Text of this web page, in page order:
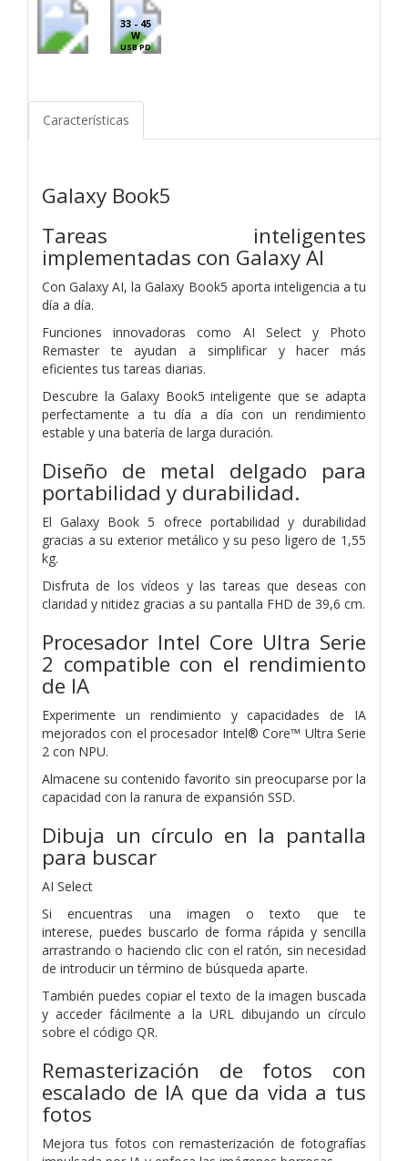
33 - 45
W
USB PD
Características
Galaxy Book5
Tareas inteligentes
implementadas con Galaxy AI
Con Galaxy AI, la Galaxy Book5 aporta inteligencia a tu
día a día.
Funciones innovadoras como AI Select y Photo
Remaster te ayudan a simplificar y hacer más
eficientes tus tareas diarias.
Descubre la Galaxy Book5 inteligente que se adapta
perfectamente a tu día a día con un rendimiento
estable y una batería de larga duración.
Diseño de metal delgado para
portabilidad y durabilidad.
El Galaxy Book 5 ofrece portabilidad y durabilidad
gracias a su exterior metálico y su peso ligero de 1,55
kg.
Disfruta de los vídeos y las tareas que deseas con
claridad y nitidez gracias a su pantalla FHD de 39,6 cm.
Procesador Intel Core Ultra Serie
2 compatible con el rendimiento
de IA
Experimente un rendimiento y capacidades de IA
mejorados con el procesador Intel® Core™ Ultra Serie
2 con NPU.
Almacene su contenido favorito sin preocuparse por la
capacidad con la ranura de expansión SSD.
Dibuja un círculo en la pantalla
para buscar
AI Select
Si encuentras una imagen o texto que te
interese, puedes buscarlo de forma rápida y sencilla
arrastrando o haciendo clic con el ratón, sin necesidad
de introducir un término de búsqueda aparte.
También puedes copiar el texto de la imagen buscada
y acceder fácilmente a la URL dibujando un círculo
sobre el código QR.
Remasterización de fotos con
escalado de IA que da vida a tus
fotos
Mejora tus fotos con remasterización de fotografías